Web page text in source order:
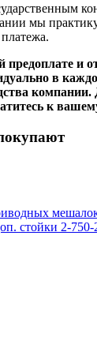
мы
предоплате и
в
к
стойки 2-